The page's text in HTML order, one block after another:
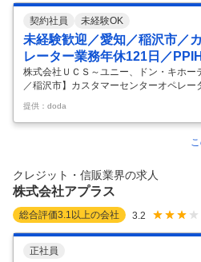
契約社員 未経験OK
未経験歓迎／愛知／稲沢市／
レーター業務年休121日／
株式会社ＵＣＳ～ユニー、ドン・キホー
／稲沢市】カスタマーセンターオペレ
ループ 【仕事内容】 未経験歓迎【愛知
ペレーター業務◆年休121日／PPIHグル
未経験歓迎◎人柄重視の採用／コツコツ
店部門での営業事務のデスクワーク／
ード会社のカスタマーサポート部門にて
ます。カードご利用代金の入金確認がで
…
提供：doda
クレジット・信販業界の求人
株式会社アプラス
総合評価3.1 以上の会社 3.2
正社員